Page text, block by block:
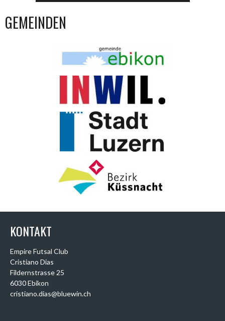
GEMEINDEN
KONTAKT
Empire Futsal Club
Cristiano Dias
Fildernstrasse 25
6030 Ebikon
cristiano.dias@bluewin.ch